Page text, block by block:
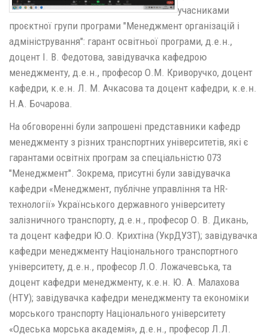
учасниками
проєктної групи програми "Менеджмент організацій і
адміністрування": гарант освітньої програми, д.е.н.,
доцент І. В. Федотова, завідувачка кафедрою
менеджменту, д.е.н., професор О.М. Криворучко, доцент
кафедри, к.е.н. Л. М. Ачкасова та доцент кафедри, к.е.н.
Н.А. Бочарова.
На обговоренні були запрошені представники кафедр
менеджменту з різних транспортних університетів, які є
гарантами освітніх програм за спеціальністю 073
"Менеджмент". Зокрема, присутні були завідувачка
кафедри «Менеджмент, публічне управління та HR-
технології» Українського державного університету
залізничного транспорту, д.е.н., професор О. В. Дикань,
та доцент кафедри Ю.О. Крихтіна (УкрДУЗТ); завідувачка
кафедри менеджменту Національного транспортного
університету, д.е.н., професор Л.О. Ложачевська, та
доцент кафедри менеджменту, к.е.н. Ю. А. Малахова
(НТУ); завідувачка кафедри менеджменту та економіки
морського транспорту Національного університету
«Одеська морська академія», д.е.н., професор Л.Л.